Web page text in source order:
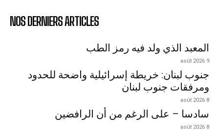
NOS DERNIERS ARTICLES
المعبد الذي ولد فيه رمز الطب
9 août 2026
جنوب لبنان: خريطة إسرائيلية واضحة للحدود
ومرفقات جنوب لبنان
8 août 2026
سادسا – على الرغم من أن الرافضين
8 août 2026